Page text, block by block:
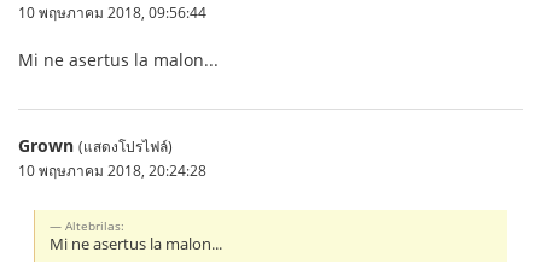
10 พฤษภาคม 2018, 09:56:44
Mi ne asertus la malon...
Grown (แสดงโปรไฟล์)
10 พฤษภาคม 2018, 20:24:28
Altebrilas:
Mi ne asertus la malon...